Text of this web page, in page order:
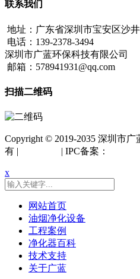
联系我们
地址：广东省深圳市宝安区沙
电话：139-2378-3494
深圳市广蓝环保科技有限公司
邮箱：578941931@qq.com
扫描二维码
Copyright © 2019-2035 深圳市
有 |
| IPC备案：
x
网站首页
油烟净化设备
工程案例
净化器百科
技术支持
关于广蓝